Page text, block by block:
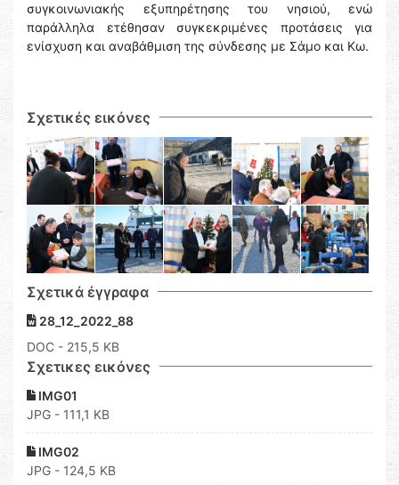
συγκοινωνιακής εξυπηρέτησης του νησιού, ενώ
παράλληλα ετέθησαν συγκεκριμένες προτάσεις για
ενίσχυση και αναβάθμιση της σύνδεσης με Σάμο και Κω.
Σχετικές εικόνες
Σχετικά έγγραφα
28_12_2022_88
DOC - 215,5 KB
Σχετικες εικόνες
IMG01
JPG - 111,1 KB
IMG02
JPG - 124,5 KB